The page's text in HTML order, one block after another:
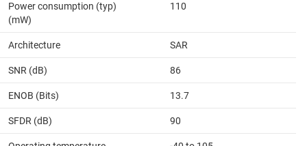
Power consumption (typ)
(mW)
110
Architecture SAR
SNR (dB) 86
ENOB (Bits) 13.7
SFDR (dB) 90